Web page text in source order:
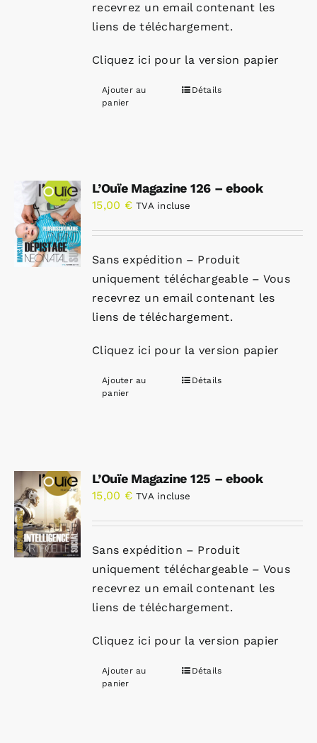
recevrez un email contenant les
liens de téléchargement.
Cliquez ici pour la version papier
Ajouter au
panier
Détails
L’Ouïe Magazine 126 – ebook
15,00 € TVA incluse
Sans expédition – Produit
uniquement téléchargeable – Vous
recevrez un email contenant les
liens de téléchargement.
Cliquez ici pour la version papier
Ajouter au
panier
Détails
L’Ouïe Magazine 125 – ebook
15,00 € TVA incluse
Sans expédition – Produit
uniquement téléchargeable – Vous
recevrez un email contenant les
liens de téléchargement.
Cliquez ici pour la version papier
Ajouter au
panier
Détails